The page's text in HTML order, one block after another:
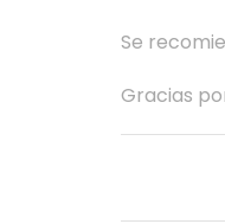
Se
Gracias